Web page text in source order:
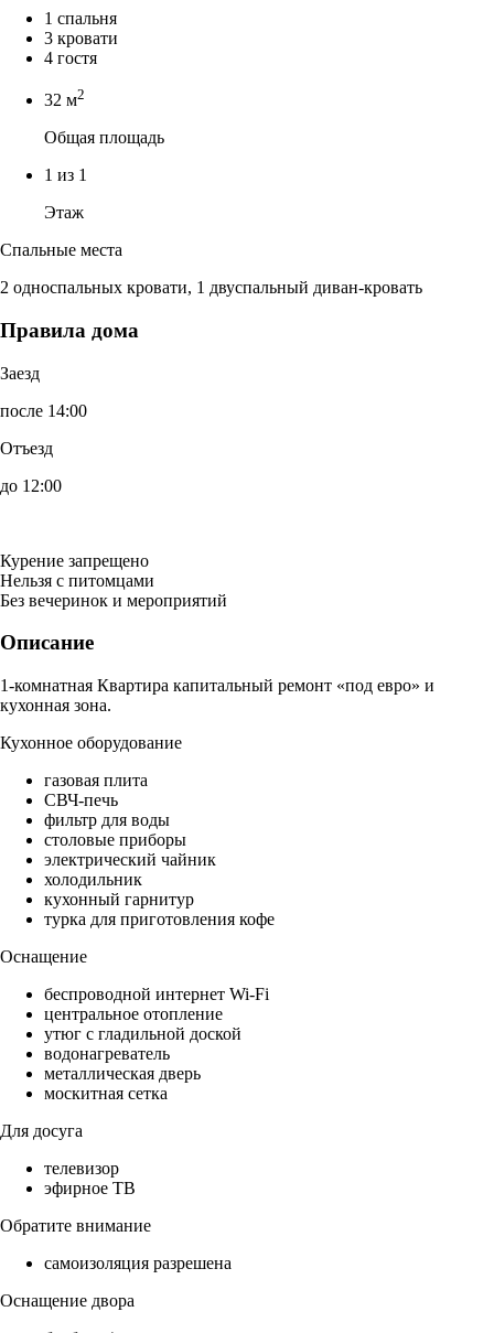
1 спальня
3 кровати
4 гостя
32 м2
Общая площадь
1 из 1
Этаж
Спальные места
2 односпальных кровати, 1 двуспальный диван-кровать
Правила дома
Заезд
после 14:00
Отъезд
до 12:00
Курение запрещено
Нельзя с питомцами
Без вечеринок и мероприятий
Описание
1-комнатная Квартира капитальный ремонт «под евро» и
кухонная зона.
Кухонное оборудование
газовая плита
СВЧ-печь
фильтр для воды
столовые приборы
электрический чайник
холодильник
кухонный гарнитур
турка для приготовления кофе
Оснащение
беспроводной интернет Wi-Fi
центральное отопление
утюг с гладильной доской
водонагреватель
металлическая дверь
москитная сетка
Для досуга
телевизор
эфирное ТВ
Обратите внимание
самоизоляция разрешена
Оснащение двора